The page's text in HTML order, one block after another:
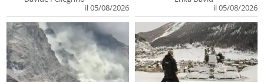
il 05/08/2026
il 05/08/2026